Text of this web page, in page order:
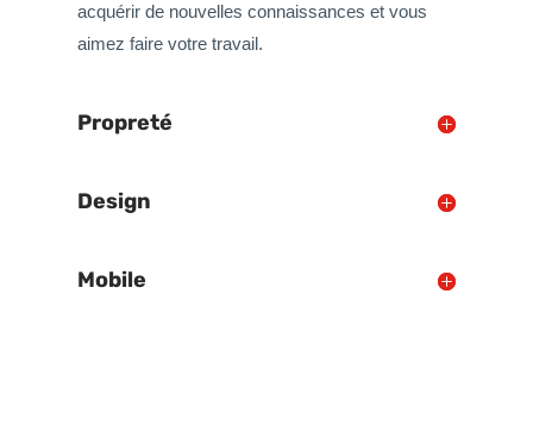
acquérir de nouvelles connaissances et vous
aimez faire votre travail.
Propreté
Design
Mobile